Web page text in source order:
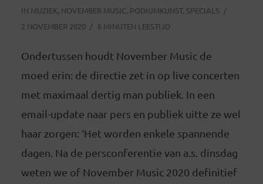
IN MUZIEK, NOVEMBER MUSIC, PODIUMKUNST, SPECIALS
2 NOVEMBER 2020
6 MINUTEN LEESTIJD
Ondertussen houdt November Music de
moed erin: de directie zet in op live concerten
met maximaal dertig man publiek. In een
email-update naar pers en publiek uitte ze wel
haar zorgen: ‘Het worden enkele spannende
dagen. Na de persconferentie van a.s. dinsdag
weten we of November Music 2020 definitief